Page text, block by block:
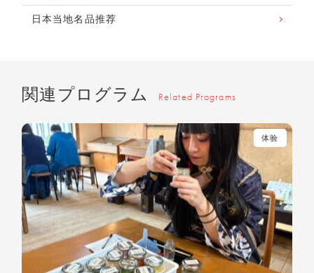
日本当地名品推荐
関連プログラム Related Programs
体验